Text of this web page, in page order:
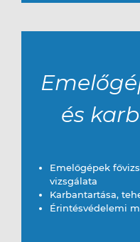
és
Emelőgépek
vizsgálata
Karbantartása,
Érintésvédelemi